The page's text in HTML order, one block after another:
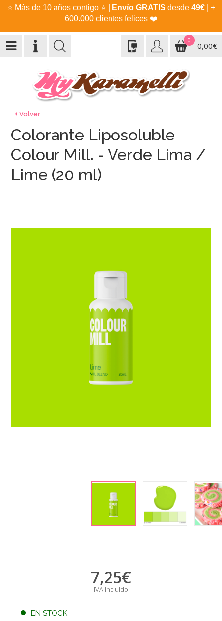
⭐ Más de 10 años contigo ⭐ Envío GRATIS desde 49€| +
600.000 clientes felices ❤️
0
0,00€
Volver
Colorante Liposoluble
Colour Mill. - Verde Lima /
Lime (20 ml)
7,25€
IVA incluido
EN STOCK